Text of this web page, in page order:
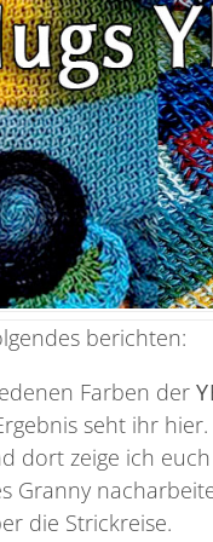
berichten:
Farben der
seht ihr hier.
dort zeige ich
Granny
die Strickreise.